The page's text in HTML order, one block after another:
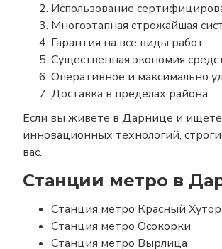
Использование
Многоэтапная строжайшая
Гарантия на все виды работ
Существенная экономия
Оперативное и максимально
Доставка в пределах района
Если вы живете в Дарнице и ищете
инновационных технологий,
вас.
Станции метро в
Станция метро Красный Хутор
Станция метро Осокорки
Станция метро Вырлица